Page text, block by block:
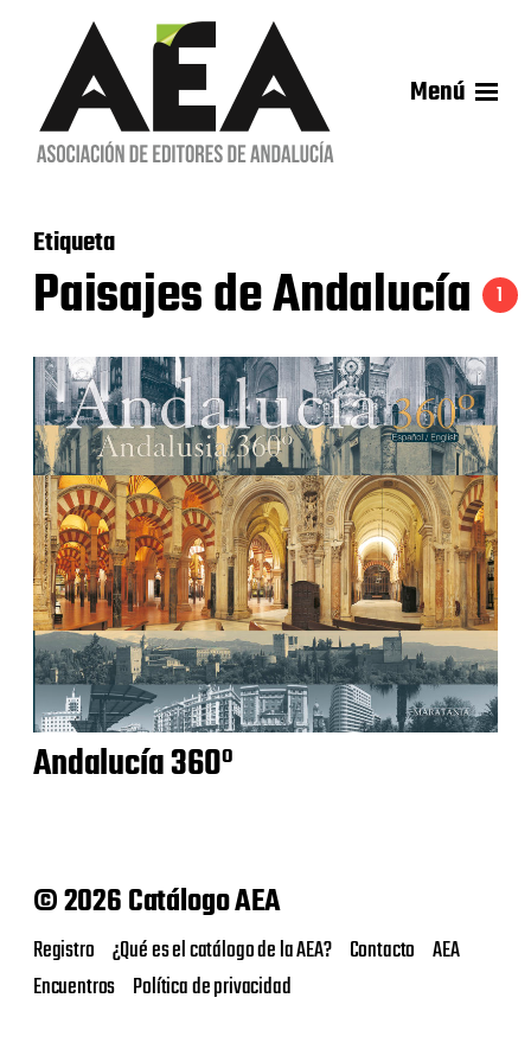
Menú
Etiqueta
Paisajes de Andalucía 1
Andalucía 360º
© 2026 Catálogo AEA
Registro ¿Qué es el catálogo de la AEA? Contacto AEA
Encuentros Política de privacidad